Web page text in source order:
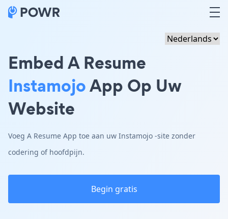
Embed A Resume
InstamojoApp Op Uw
Website
Voeg A Resume App toe aan uw Instamojo -site zonder
codering of hoofdpijn.
Begin gratis